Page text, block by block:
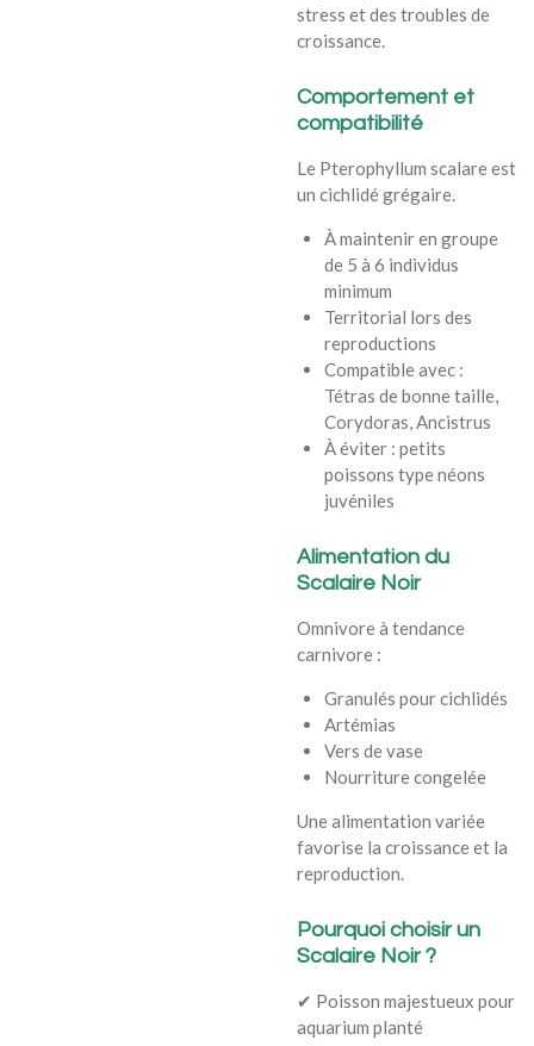
stress et des troubles de
croissance.
Comportement et
compatibilité
Le Pterophyllum scalare est
un cichlidé grégaire.
À maintenir en groupe
de 5 à 6 individus
minimum
Territorial lors des
reproductions
Compatible avec :
Tétras de bonne taille,
Corydoras, Ancistrus
À éviter : petits
poissons type néons
juvéniles
Alimentation du
Scalaire Noir
Omnivore à tendance
carnivore :
Granulés pour cichlidés
Artémias
Vers de vase
Nourriture congelée
Une alimentation variée
favorise la croissance et la
reproduction.
Pourquoi choisir un
Scalaire Noir ?
✔ Poisson majestueux pour
aquarium planté